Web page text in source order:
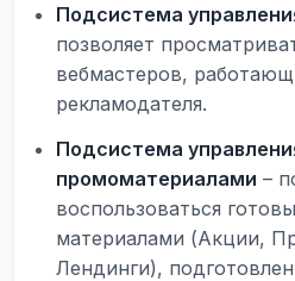
Подсистема
позволяет
вебмастеров,
рекламодателя.
Подсистема
промоматериалами –
воспользоваться
материалами (Акции,
Лендинги),